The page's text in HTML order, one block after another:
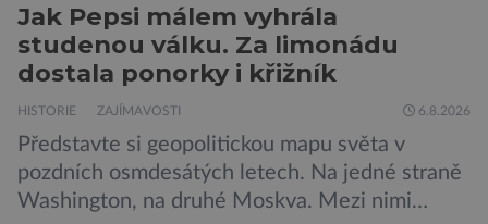
Jak Pepsi málem vyhrála
studenou válku. Za limonádu
dostala ponorky i křižník
HISTORIE ZAJÍMAVOSTI 6.8.2026
Představte si geopolitickou mapu světa v
pozdních osmdesátých letech. Na jedné straně
Washington, na druhé Moskva. Mezi nimi